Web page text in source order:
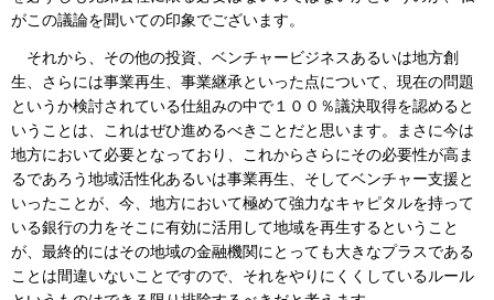
がこの議論を聞いての印象でございます。
それから、その他の投資、ベンチャービジネスあるいは地方創
生、さらには事業再生、事業継承といった点について、現在の問題
というか検討されている仕組みの中で１００％議決取得を認めると
いうことは、これはぜひ進めるべきことだと思います。まさに今は
地方において必要となっており、これからさらにその必要性が高ま
るであろう地域活性化あるいは事業再生、そしてベンチャー支援と
いったことが、今、地方において極めて強力なキャピタルを持って
いる銀行の力をそこに有効に活用して地域を再生するということ
が、最終的にはその地域の金融機関にとっても大きなプラスである
ことは間違いないことですので、それをやりにくくしているルール